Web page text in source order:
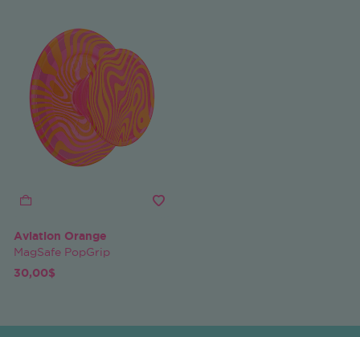
Aviation Orange
MagSafe PopGrip
30,00$